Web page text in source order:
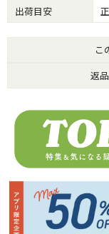
出荷目安
こ
返